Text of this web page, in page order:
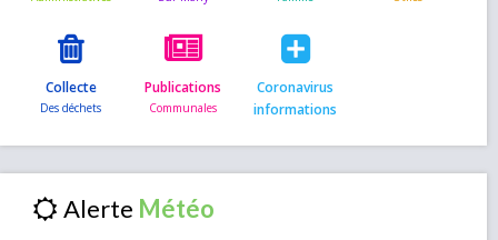
Collecte Publications
Coronavirus
informations
Alerte